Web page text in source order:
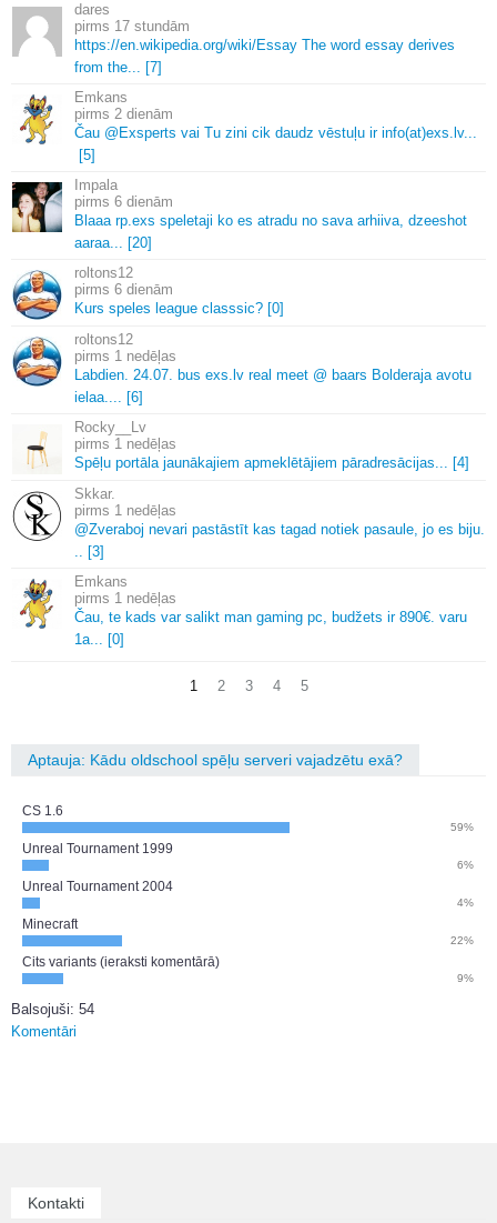
dares
17 stundām
https://en.wikipedia.org/wiki/Essay The word essay derives
from the... [7]
Emkans
2 dienām
Čau @Exsperts vai Tu zini cik daudz vēstuļu ir info(at)exs. lv...
[5]
Impala
6 dienām
Blaaa rp.exs speletaji ko es atradu no sava arhiiva, dzeeshot
aaraa... [20]
roltons12
6 dienām
Kurs speles league classsic? [0]
roltons12
1 nedēļas
Labdien. 24.07. bus exs. lv real meet @ baars Bolderaja avotu
ielaa.... [6]
Rocky__Lv
1 nedēļas
Spēļu portāla jaunākajiem apmeklētājiem pāradresācijas... [4]
Skkar.
1 nedēļas
@Zveraboj nevari pastāstīt kas tagad notiek pasaule, jo es biju.
.. [3]
Emkans
1 nedēļas
Čau, te kads var salikt man gaming pc, budžets ir 890€. varu
1a... [0]
1 2 3 4 5
Aptauja: Kādu oldschool spēļu serveri vajadzētu exā?
CS 1.6
59%
Unreal Tournament 1999
6%
Unreal Tournament 2004
4%
Minecraft
22%
Cits variants (ieraksti komentārā)
9%
Balsojuši: 54
Komentāri
Kontakti